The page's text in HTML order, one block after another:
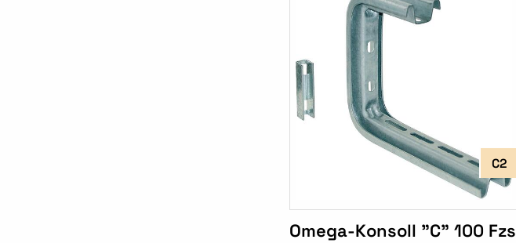
C2
Omega-Konsoll "C" 100 Fzs